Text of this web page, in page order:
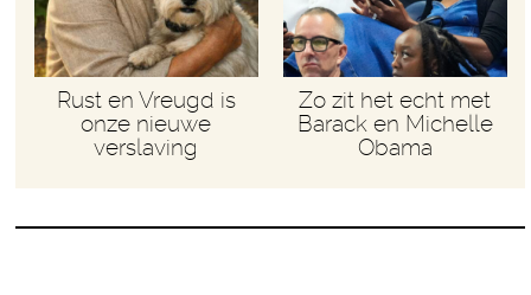
Rust en Vreugd is
onze nieuwe
verslaving
Zo zit het echt met
Barack en Michelle
Obama